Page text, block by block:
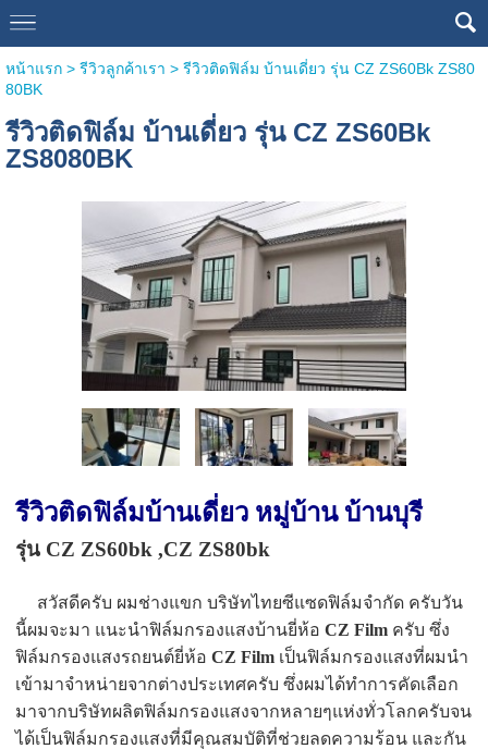
หน้าแรก> รีวิวลูกค้าเรา > รีวิวติดฟิล์ม บ้านเดี่ยว รุ่น CZ ZS60Bk ZS80
80BK
รีวิวติดฟิล์ม บ้านเดี่ยว รุ่น CZ ZS60Bk
ZS8080BK
รีวิวติดฟิล์มบ้านเดี่ยว หมู่บ้าน บ้านบุรี
รุ่น CZ ZS60bk ,CZ ZS80bk
สวัสดีครับ ผมช่างแขก บริษัทไทยซีแซดฟิล์มจำกัด ครับวัน
นี้ผมจะมา แนะนำฟิล์มกรองแสงบ้านยี่ห้อCZ Film ครับ ซึ่ง
ฟิล์มกรองแสงรถยนต์ยี่ห้อCZ Film เป็นฟิล์มกรองแสงที่ผมนำ
เข้ามาจำหน่ายจากต่างประเทศครับ ซึ่งผมได้ทำการคัดเลือก
มาจากบริษัทผลิตฟิล์มกรองแสงจากหลายๆแห่งทั่วโลกครับจน
ได้เป็นฟิล์มกรองแสงที่มีคุณสมบัติที่ช่วยลดความร้อน และกัน